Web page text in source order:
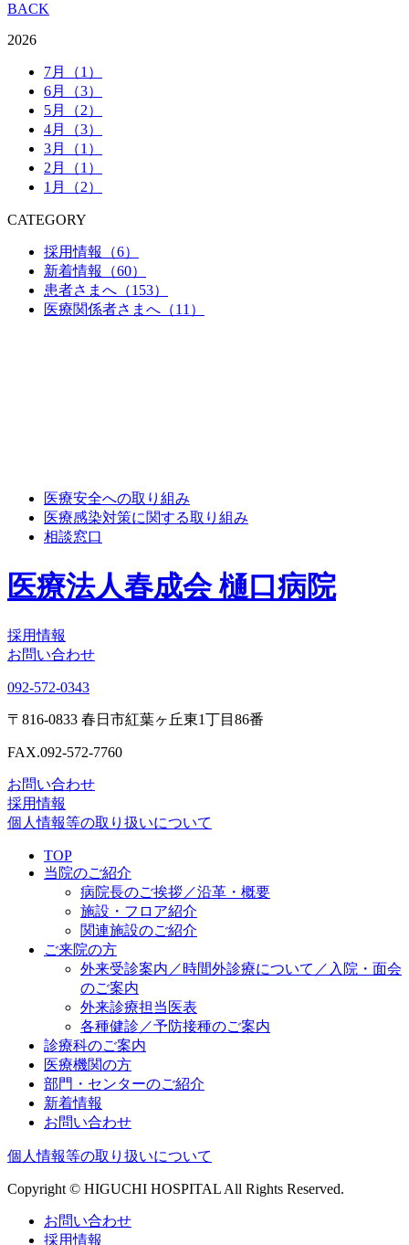
BACK
2026
7月（1）
6月（3）
5月（2）
4月（3）
3月（1）
2月（1）
1月（2）
CATEGORY
採用情報（6）
新着情報（60）
患者さまへ（153）
医療関係者さまへ（11）
医療安全への取り組み
医療感染対策に関する取り組み
相談窓口
医療法人春成会 樋口病院
採用情報
お問い合わせ
092-572-0343
〒816-0833 春日市紅葉ヶ丘東1丁目86番
FAX.092-572-7760
お問い合わせ
採用情報
個人情報等の取り扱いについて
TOP
当院のご紹介
病院長のご挨拶／沿革・概要
施設・フロア紹介
関連施設のご紹介
ご来院の方
外来受診案内／時間外診療について／入院・面会
のご案内
外来診療担当医表
各種健診／予防接種のご案内
診療科のご案内
医療機関の方
部門・センターのご紹介
新着情報
お問い合わせ
個人情報等の取り扱いについて
Copyright © HIGUCHI HOSPITAL All Rights Reserved.
お問い合わせ
採用情報